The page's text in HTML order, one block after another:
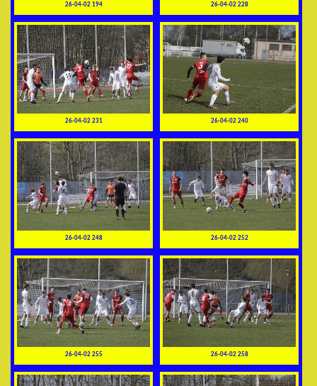
26-04-02 194 26-04-02 228
26-04-02 231 26-04-02 240
26-04-02 248 26-04-02 252
26-04-02 255 26-04-02 258